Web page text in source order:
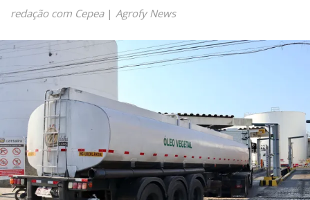
redação com Cepea| Agrofy News